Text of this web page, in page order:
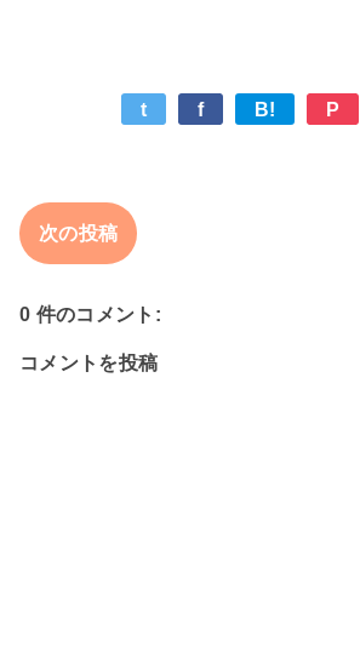
t f B! P
次の投稿
0 件のコメント:
コメントを投稿